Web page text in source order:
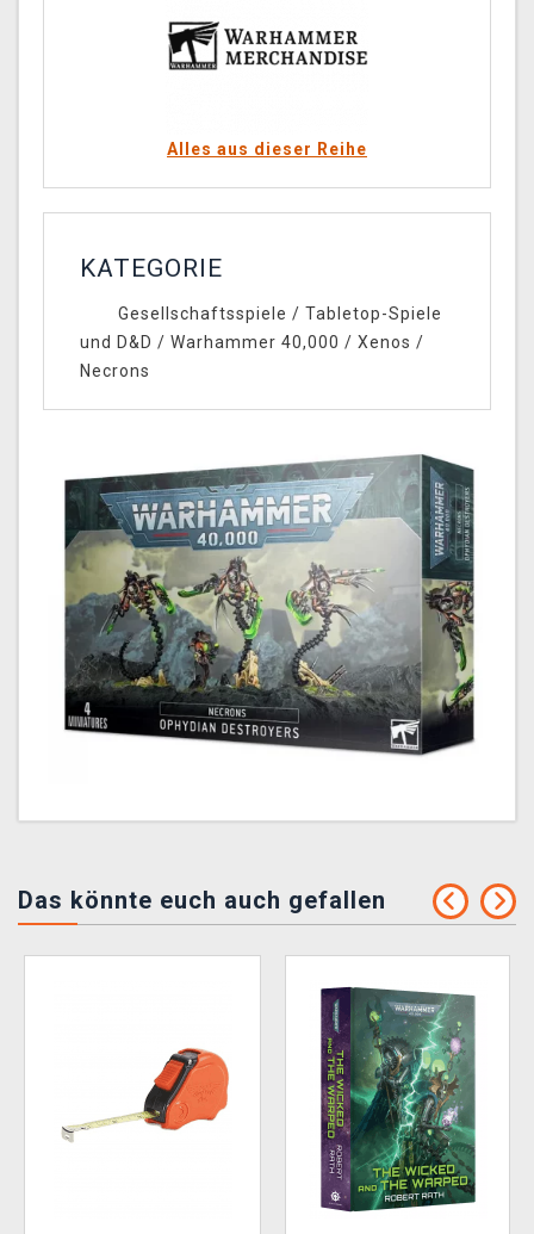
Alles aus dieser Reihe
KATEGORIE
Gesellschaftsspiele / Tabletop-Spiele
und D&D / Warhammer 40,000 / Xenos /
Necrons
Das könnte euch auch gefallen